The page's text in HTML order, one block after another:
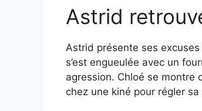
Astrid
Astrid présente ses excuses
s’est engueulée avec un
agression. Chloé se montre
chez une kiné pour régler